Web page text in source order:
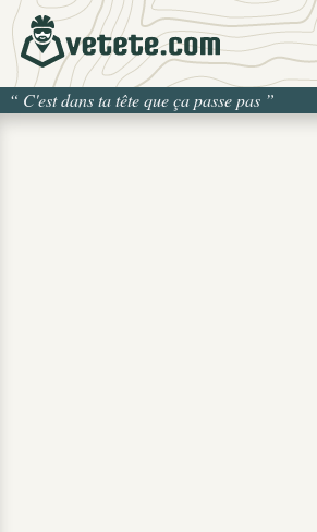
“ C'est dans ta tête que ça passe pas ”